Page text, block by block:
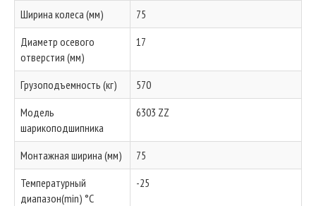
Ширина колеса (мм)
75
Диаметр осевого
отверстия (мм)
17
Грузоподъемность (кг)
570
Модель
шарикоподшипника
6303 ZZ
Монтажная ширина (мм)
75
Температурный
диапазон(min) °C
-25